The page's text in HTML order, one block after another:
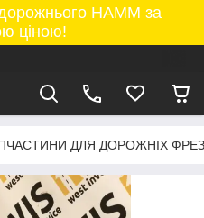
HAMM за
ціною!
ДЛЯ ДОРОЖНІХ ФРЕЗ